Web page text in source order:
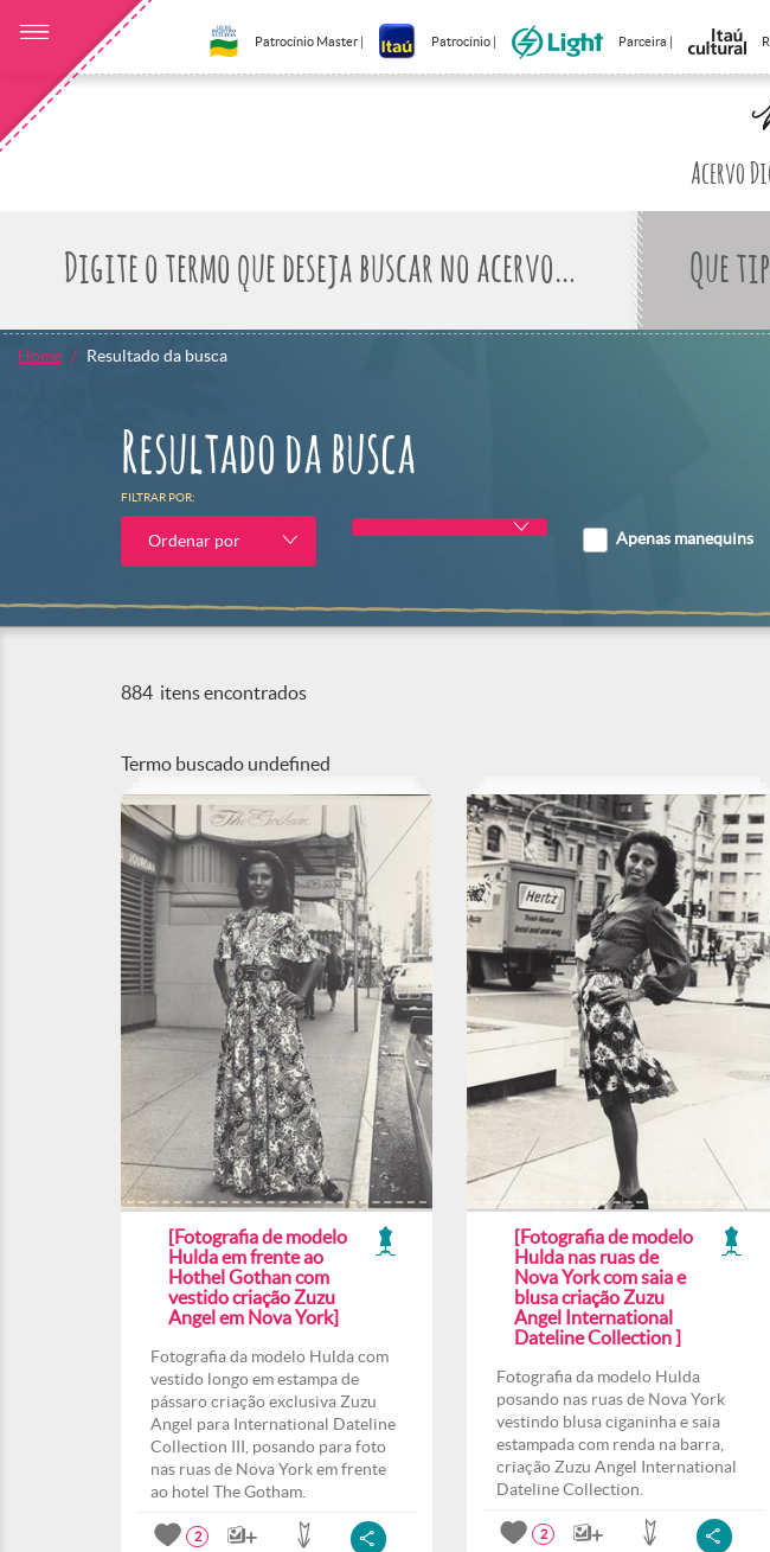
Patrocínio Master | Patrocínio | Parceira |
Acervo
Que
Home Resultado da busca
Resultado da busca
FILTRAR POR:
Ordenar por Apenas manequins
884 itens encontrados
Termo buscado undefined
[Fotografia de modelo
Hulda em frente ao
Hothel Gothan com
vestido criação Zuzu
Angel em Nova York]
Fotografia da modelo Hulda com
vestido longo em estampa de
pássaro criação exclusiva Zuzu
Angel para International Dateline
Collection III, posando para foto
nas ruas de Nova York em frente
ao hotel The Gotham.
2
[Fotografia de modelo
Hulda nas ruas de
Nova York com saia e
blusa criação Zuzu
Angel International
Dateline Collection ]
Fotografia da modelo Hulda
posando nas ruas de Nova York
vestindo blusa ciganinha e saia
estampada com renda na barra,
criação Zuzu Angel International
Dateline Collection.
2